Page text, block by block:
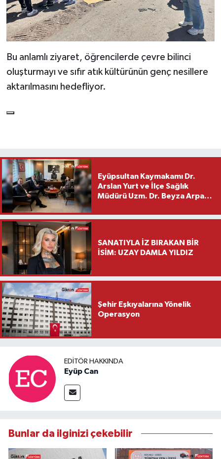
Bu anlamlı ziyaret, öğrencilerde çevre bilinci
oluşturmayı ve sıfır atık kültürünün genç nesillere
aktarılmasını hedefliyor.
Eyüpsultan Kaymakamı Dr.
Arslan Yurt ve İlçe Sağlık
Müdürü Uzm. Dr. Beyza Arpacı
Ziyareti
SANATIYLA İZ BIRAKAN BİR
İSİM: UZAY DAMLA YILDIZ
Şehir Eşkıyalarına Yönelik
Operasyon
EDITÖR HAKKINDA
Eyüp Can
Bunlar da ilginizi çekebilir